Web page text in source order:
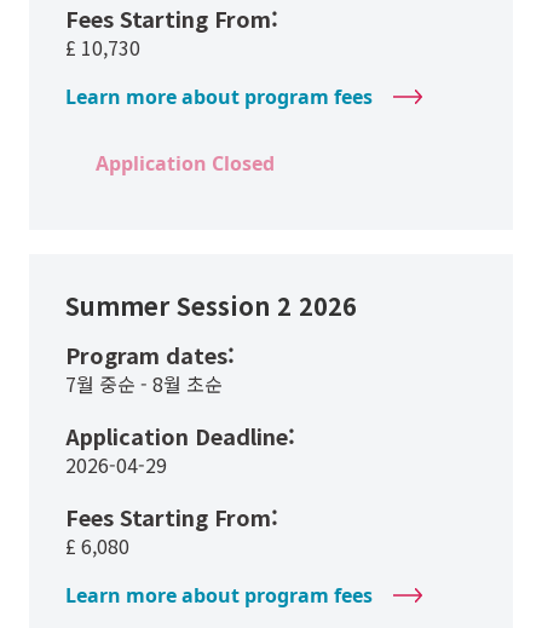
Fees Starting From:
£ 10,730
Learn more about program fees
Application Closed
Summer Session 2 2026
Program dates:
7월 중순 - 8월 초순
Application Deadline:
2026-04-29
Fees Starting From:
£ 6,080
Learn more about program fees